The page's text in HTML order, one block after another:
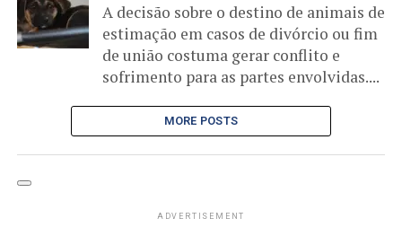
A decisão sobre o destino de animais de
estimação em casos de divórcio ou fim
de união costuma gerar conflito e
sofrimento para as partes envolvidas....
MORE POSTS
ADVERTISEMENT